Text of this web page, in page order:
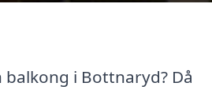
i Bottnaryd? Då